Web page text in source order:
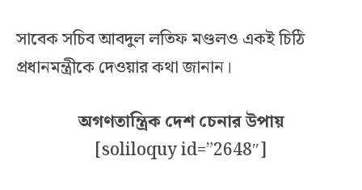
সাবেক সচিব আবদুল লতিফ মণ্ডলও একই চিঠি
প্রধানমন্ত্রীকে দেওয়ার কথা জানান।
অগণতান্ত্রিক দেশ চেনার উপায়
[soliloquy id=”2648″]